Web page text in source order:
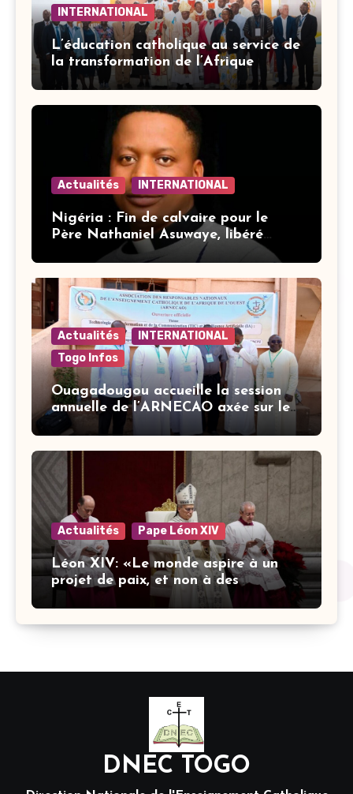
INTERNATIONAL
L’éducation catholique au service de
la transformation de l’Afrique
Actualités INTERNATIONAL
Nigéria : Fin de calvaire pour le
Père Nathaniel Asuwaye, libéré
après trois mois de captivité
Actualités
INTERNATIONAL
Togo Infos
Ouagadougou accueille la session
annuelle de l’ARNECAO axée sur les
défis de l’intelligence artificielle
Actualités Pape Léon XIV
Léon XIV: «Le monde aspire à un
projet de paix, et non à des
stratégies armées»
DNEC TOGO